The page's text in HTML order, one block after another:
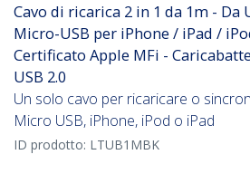
Cavo di ricarica 2 in 1 da 1m - Da
Micro-USB per iPhone / iPad /
Certificato Apple MFi -
USB 2.0
Un solo cavo per ricaricare o
Micro USB, iPhone, iPod o iPad
ID prodotto: LTUB1MBK